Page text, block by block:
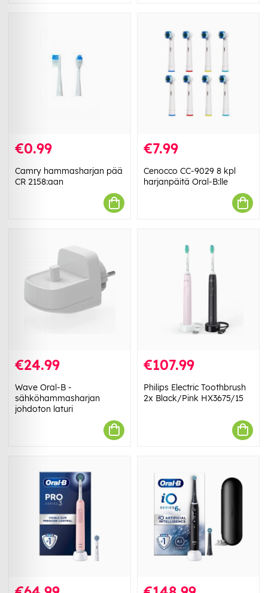
€0.99
Camry hammasharjan pää
CR 2158:aan
€7.99
Cenocco CC-9029 8 kpl
harjanpäitä Oral-B:lle
€24.99
Wave Oral-B -
sähköhammasharjan
johdoton laturi
€107.99
Philips Electric Toothbrush
2x Black/Pink HX3675/15